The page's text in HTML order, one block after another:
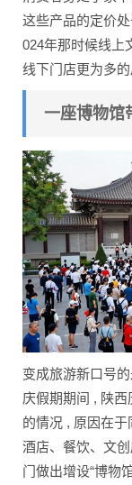
这些产品的定价
024年那时候线上
线下门店更为多的
一座博物馆
变成旅游新口号
庆假期期间 , 陕
的情况 , 原因在
酒店、餐饮、文
门做出增设“博物